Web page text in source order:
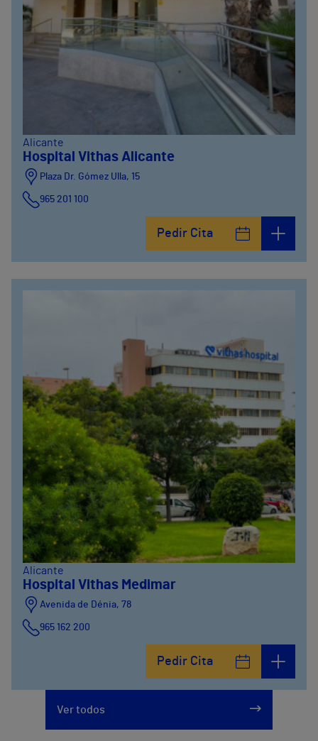
Alicante
Hospital Vithas Alicante
Plaza Dr. Gómez Ulla, 15
965 201 100
Pedir Cita
Alicante
Hospital Vithas Medimar
Avenida de Dénia, 78
965 162 200
Pedir Cita
Ver todos